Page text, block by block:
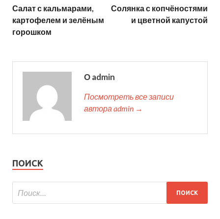
Салат с кальмарами,
картофелем и зелёным
горошком
Солянка с копчёностями
и цветной капустой
О admin
Посмотреть все записи
автора admin →
ПОИСК